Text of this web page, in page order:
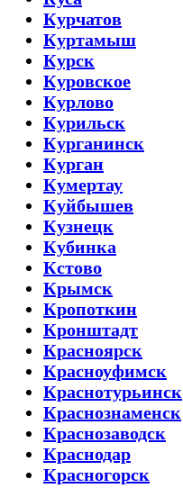
Курчатов
Куртамыш
Курск
Куровское
Курлово
Курильск
Курганинск
Курган
Кумертау
Куйбышев
Кузнецк
Кубинка
Кстово
Крымск
Кропоткин
Кронштадт
Красноярск
Красноуфимск
Краснотурьинск
Краснознаменск
Краснозаводск
Краснодар
Красногорск